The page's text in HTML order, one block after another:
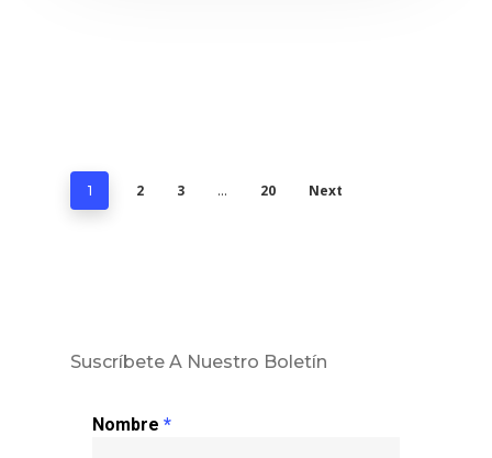
1 2 3 … 20 Next
Suscríbete A Nuestro Boletín
Nombre *